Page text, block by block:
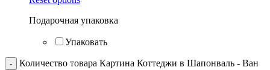
Подарочная упаковка
Упаковать
Количество товара Картина Коттеджи в Шапонваль - Ван